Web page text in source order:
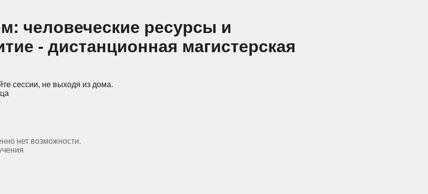
человеческие ресурсы и
- дистанционная магистерская
сессии, не выходя из дома.
нет возможности.